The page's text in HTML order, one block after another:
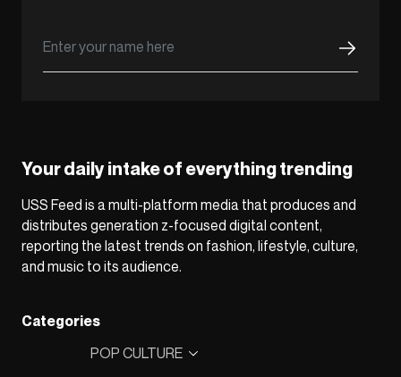
Your daily intake of everything trending
USS Feed is a multi-platform media that produces and
distributes generation z-focused digital content,
reporting the latest trends on fashion, lifestyle, culture,
and music to its audience.
Categories
POP CULTURE